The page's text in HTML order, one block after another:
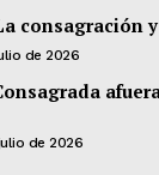
consagración
de 2026
de 2026